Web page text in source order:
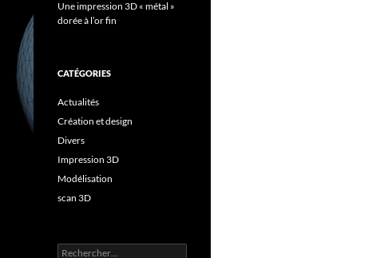
Une impression 3D « métal »
dorée à l’or fin
CATÉGORIES
Actualités
Création et design
Divers
Impression 3D
Modélisation
scan 3D
Rechercher :